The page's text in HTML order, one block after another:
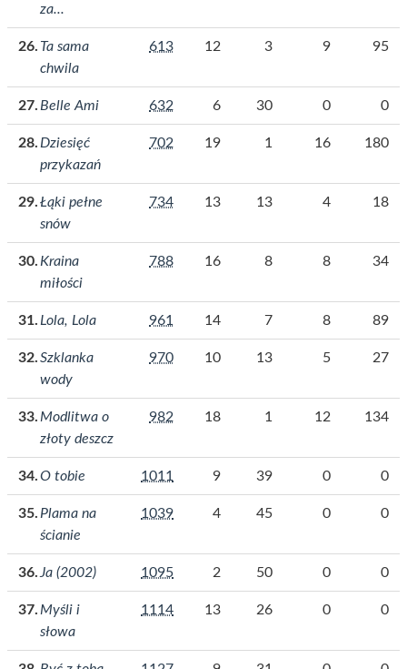
za...
Ta sama
chwila
613 12 3 9 95
Belle Ami 632 6 30 0 0
Dziesięć
przykazań
702 19 1 16 180
Łąki pełne
snów
734 13 13 4 18
Kraina
miłości
788 16 8 8 34
Lola, Lola 961 14 7 8 89
Szklanka
wody
970 10 13 5 27
Modlitwa o
złoty deszcz
982 18 1 12 134
O tobie 1011 9 39 0 0
Plama na
ścianie
1039 4 45 0 0
Ja (2002) 1095 2 50 0 0
Myśli i
słowa
1114 13 26 0 0